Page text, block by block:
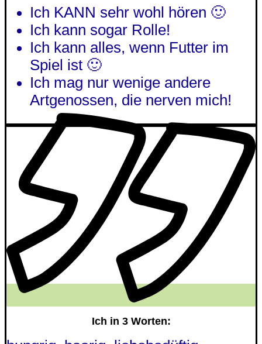
Ich KANN sehr wohl hören 🙂
Ich kann sogar Rolle!
Ich kann alles, wenn Futter im
Spiel ist 🙂
Ich mag nur wenige andere
Artgenossen, die nerven mich!
Ich in 3 Worten: